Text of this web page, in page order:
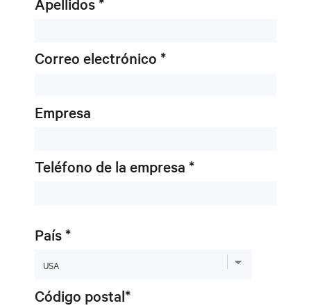
Correo electrónico *
Empresa
Teléfono de la empresa *
País *
Código postal*